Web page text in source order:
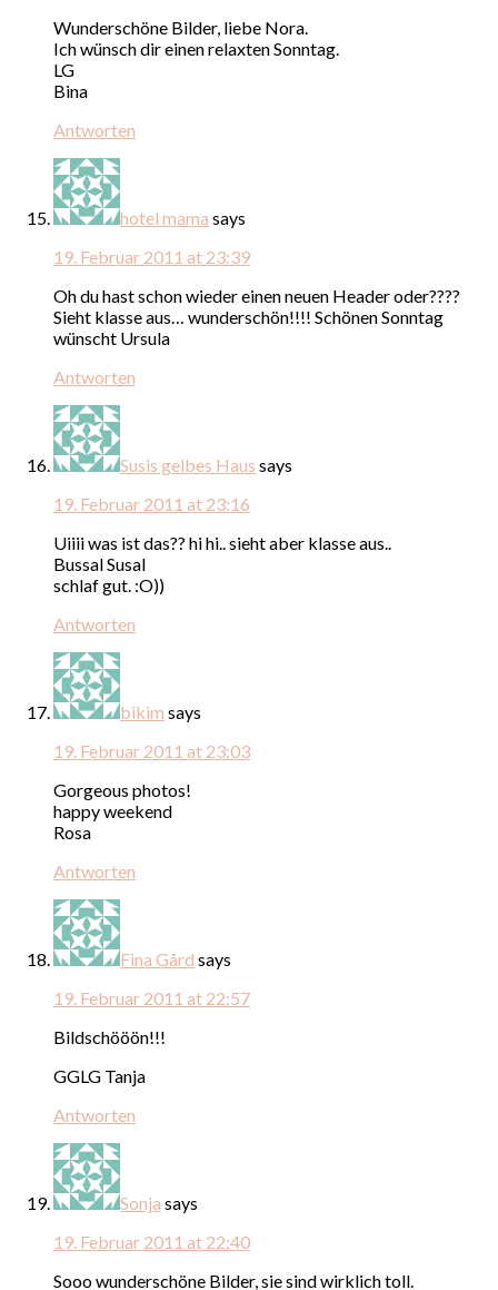
Wunderschöne Bilder, liebe Nora.
Ich wünsch dir einen relaxten Sonntag.
LG
Bina
Antworten
hotel mama says
19. Februar 2011 at 23:39
Oh du hast schon wieder einen neuen Header oder????
Sieht klasse aus… wunderschön!!!! Schönen Sonntag
wünscht Ursula
Antworten
Susis gelbes Haus says
19. Februar 2011 at 23:16
Uiiii was ist das?? hi hi.. sieht aber klasse aus..
Bussal Susal
schlaf gut. :O))
Antworten
bikim says
19. Februar 2011 at 23:03
Gorgeous photos!
happy weekend
Rosa
Antworten
Fina Gård says
19. Februar 2011 at 22:57
Bildschööön!!!
GGLG Tanja
Antworten
Sonja says
19. Februar 2011 at 22:40
Sooo wunderschöne Bilder, sie sind wirklich toll.